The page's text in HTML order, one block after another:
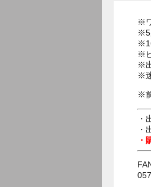
※
※5
※
※
※
※
・
・
・